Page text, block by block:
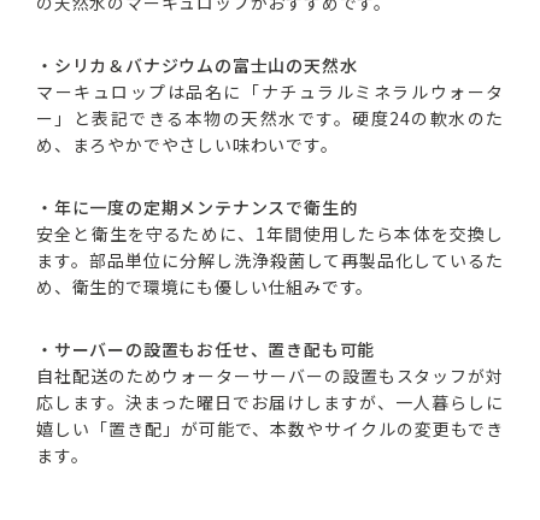
・シリカ＆バナジウムの富士山の天然水
マーキュロップは品名に「ナチュラルミネラルウォータ
ー」と表記できる本物の天然水です。硬度24の軟水のた
め、まろやかでやさしい味わいです。
・年に一度の定期メンテナンスで衛生的
安全と衛生を守るために、1年間使用したら本体を交換し
ます。部品単位に分解し洗浄殺菌して再製品化しているた
め、衛生的で環境にも優しい仕組みです。
・サーバーの設置もお任せ、置き配も可能
自社配送のためウォーターサーバーの設置もスタッフが対
応します。決まった曜日でお届けしますが、一人暮らしに
嬉しい「置き配」が可能で、本数やサイクルの変更もでき
ます。